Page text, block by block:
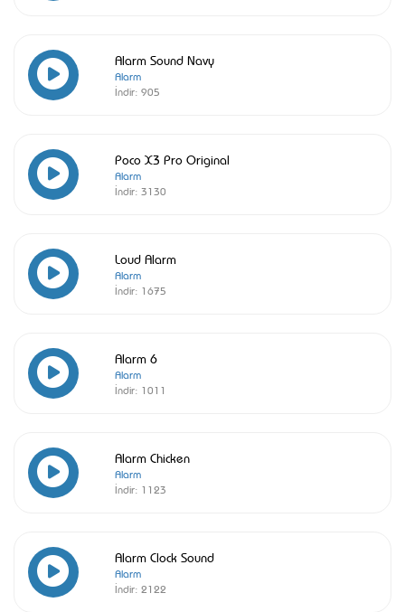
Alarm Sound Navy
Alarm
İndir: 905
Poco X3 Pro Original
Alarm
İndir: 3130
Loud Alarm
Alarm
İndir: 1675
Alarm 6
Alarm
İndir: 1011
Alarm Chicken
Alarm
İndir: 1123
Alarm Clock Sound
Alarm
İndir: 2122